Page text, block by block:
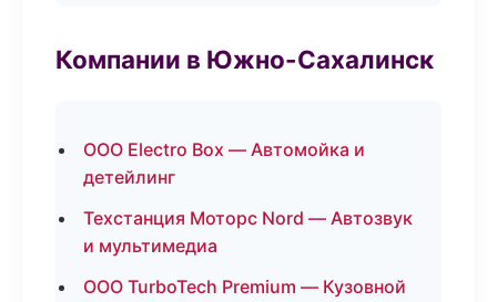
Компании в Южно-Сахалинск
ООО Electro Box — Автомойка и
детейлинг
Техстанция Моторс Nord — Автозвук
и мультимедиа
ООО TurboTech Premium — Кузовной